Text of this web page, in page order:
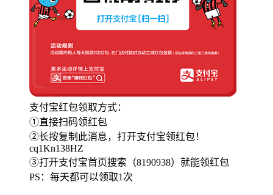
支付宝红包领取方式：
①直接扫码领红包
②长按复制此消息，打开支付宝领红包！
cq1Kn138HZ
③打开支付宝首页搜索（8190938）就能领红包
PS：每天都可以领取1次